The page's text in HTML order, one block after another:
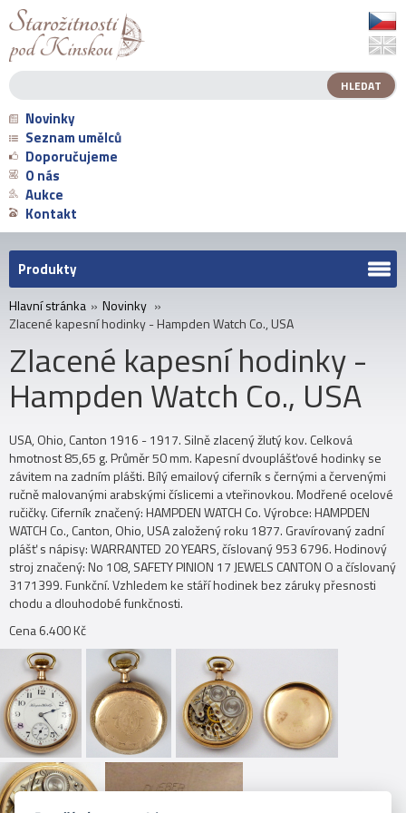
Novinky
Seznam umělců
Doporučujeme
O nás
Aukce
Kontakt
Produkty
Hlavní stránka » Novinky »
Zlacené kapesní hodinky - Hampden Watch Co., USA
Zlacené kapesní hodinky -
Hampden Watch Co., USA
USA, Ohio, Canton 1916 - 1917. Silně zlacený žlutý kov. Celková
hmotnost 85,65 g. Průměr 50 mm. Kapesní dvouplášťové hodinky se
závitem na zadním plášti. Bílý emailový ciferník s černými a červenými
ručně malovanými arabskými číslicemi a vteřinovkou. Modřené ocelové
ručičky. Ciferník značený: HAMPDEN WATCH Co. Výrobce: HAMPDEN
WATCH Co., Canton, Ohio, USA založený roku 1877. Gravírovaný zadní
plášť s nápisy: WARRANTED 20 YEARS, číslovaný 953 6796. Hodinový
stroj značený: No 108, SAFETY PINION 17 JEWELS CANTON O a číslovaný
3171399. Funkční. Vzhledem ke stáří hodinek bez záruky přesnosti
chodu a dlouhodobé funkčnosti.
Cena 6.400 Kč